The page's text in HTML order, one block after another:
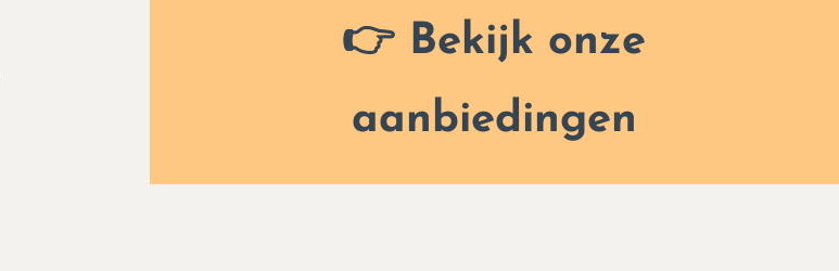
👉 Bekijk onze
aanbiedingen